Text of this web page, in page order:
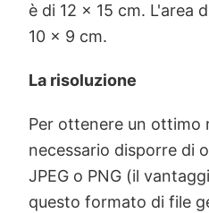
è di 12 x 15 cm. L'area
10 x 9 cm.
La risoluzione
Per ottenere un ottimo
necessario disporre di
JPEG o PNG (il
questo formato di file